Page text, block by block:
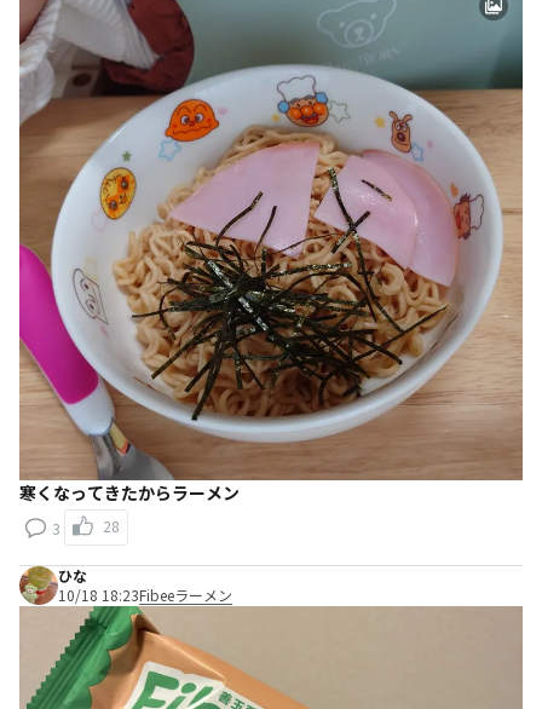
寒くなってきたからラーメン
3 28
ひな
10/18 18:23Fibeeラーメン